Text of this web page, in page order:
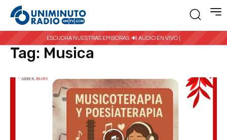
ESCUCHA NUESTRAS EMISORAS: 🔊 AUDIO EN VIVO |
Inicio Etiquetas Musica
Tag: Musica